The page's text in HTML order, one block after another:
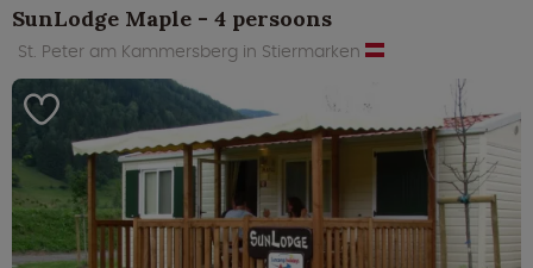
SunLodge Maple - 4 persoons
St. Peter am Kammersberg in Stiermarken